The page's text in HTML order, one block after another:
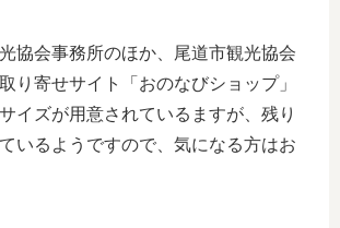
協会事務所のほか、尾道市観光協会
り寄せサイト「おのなびショップ」
イズが用意されているますが、残り
いるようですので、気になる方はお